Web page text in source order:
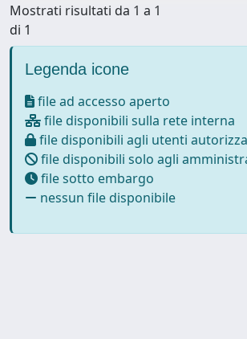
Mostrati risultati da 1 a 1
di 1
Legenda icone
file ad accesso aperto
file disponibili sulla rete interna
file disponibili agli utenti
file disponibili solo agli
file sotto embargo
nessun file disponibile